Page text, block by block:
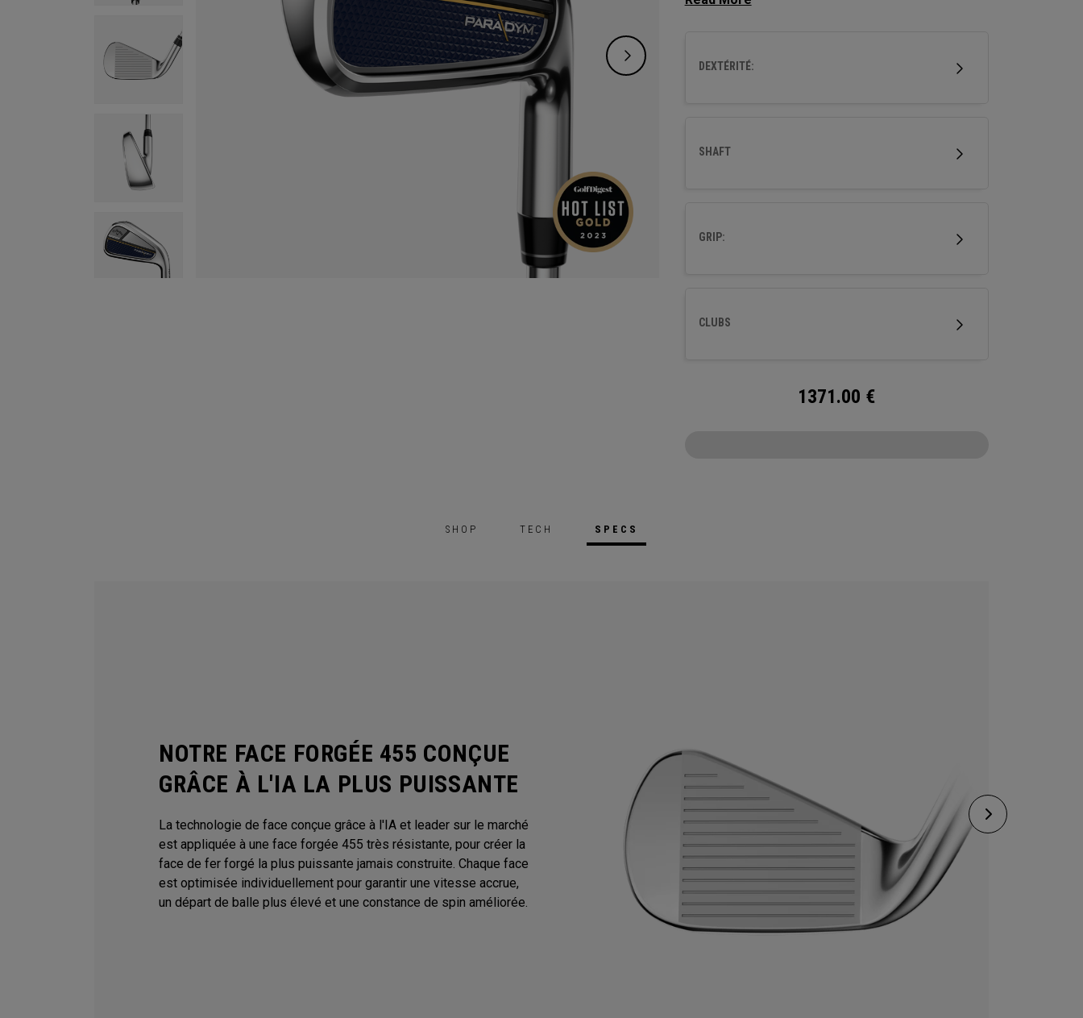
DEXTÉRITÉ:
SHAFT
GRIP:
CLUBS
1371.00 €
SHOP TECH SPECS
NOTRE FACE FORGÉE 455 CONÇUE
GRÂCE À L'IA LA PLUS PUISSANTE
La technologie de face conçue grâce à l'IA et leader sur le marché
est appliquée à une face forgée 455 très résistante, pour créer la
face de fer forgé la plus puissante jamais construite. Chaque face
est optimisée individuellement pour garantir une vitesse accrue,
un départ de balle plus élevé et une constance de spin améliorée.